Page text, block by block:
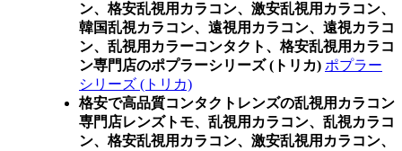
ン、格安乱視用カラコン、激安乱視用カラコン、
韓国乱視カラコン、遠視用カラコン、遠視カラコ
ン、乱視用カラーコンタクト、格安乱視用カラコ
ン専門店のポプラーシリーズ (トリカ) ポプラー
シリーズ (トリカ)
格安で高品質コンタクトレンズの乱視用カラコン
専門店レンズトモ、乱視用カラコン、乱視カラコ
ン、格安乱視用カラコン、激安乱視用カラコン、